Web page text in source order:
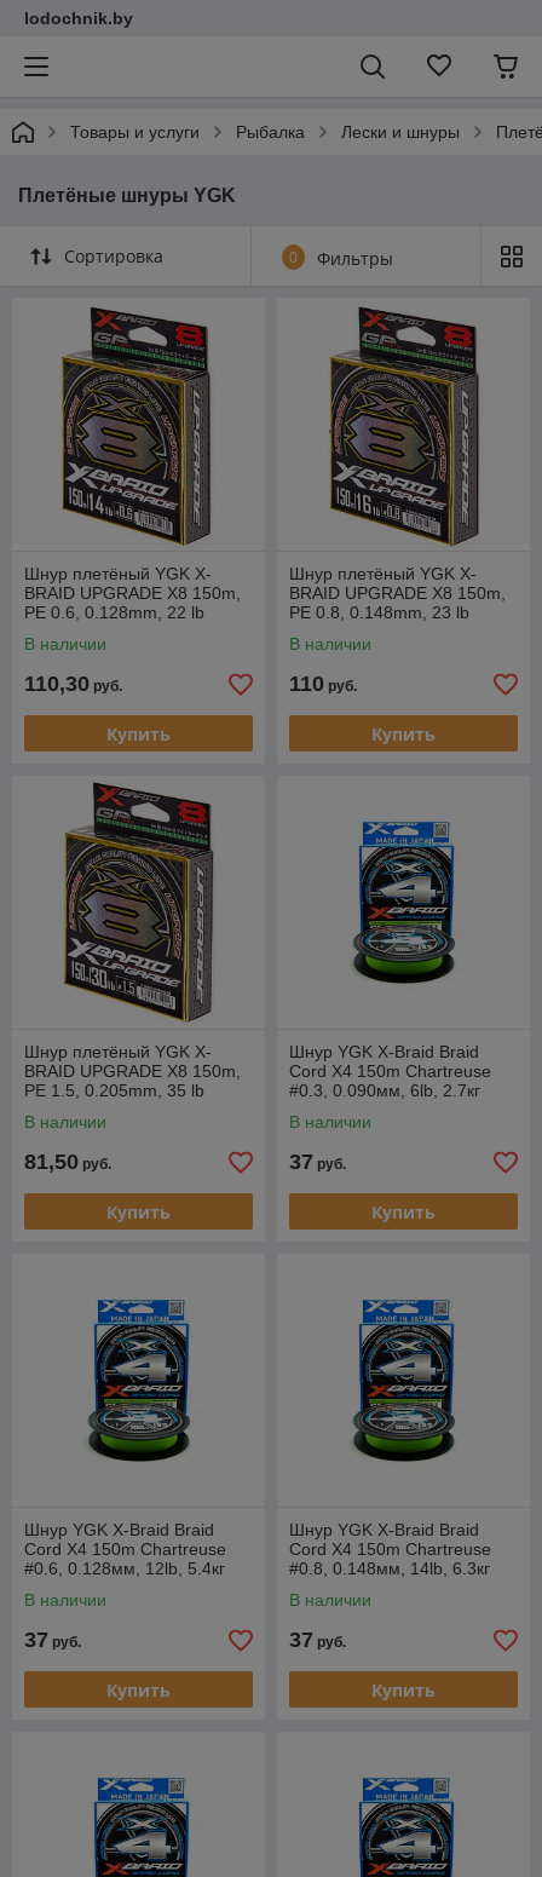
lodochnik.by
Товары и услуги Рыбалка Лески и шнуры
Плетёные шнуры YGK
Сортировка 0 Фильтры
Шнур плетёный YGK X-
BRAID UPGRADE X8 150m,
PE 0.6, 0.128mm, 22 lb
В наличии
110,30 руб.
Купить
Шнур плетёный YGK X-
BRAID UPGRADE X8 150m,
PE 0.8, 0.148mm, 23 lb
В наличии
110 руб.
Купить
Шнур плетёный YGK X-
BRAID UPGRADE X8 150m,
PE 1.5, 0.205mm, 35 lb
В наличии
81,50 руб.
Купить
Шнур YGK X-Braid Braid
Cord X4 150m Chartreuse
#0.3, 0.090мм, 6lb, 2.7кг
В наличии
37 руб.
Купить
Шнур YGK X-Braid Braid
Cord X4 150m Chartreuse
#0.6, 0.128мм, 12lb, 5.4кг
В наличии
37 руб.
Купить
Шнур YGK X-Braid Braid
Cord X4 150m Chartreuse
#0.8, 0.148мм, 14lb, 6.3кг
В наличии
37 руб.
Купить